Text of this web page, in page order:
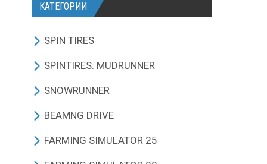
КАТЕГОРИИ
SPIN TIRES
СКАЧАТЬ ИГРУ
ВСЕ МОДЫ
ТЕХНИКА
КАРТЫ
SPINTIRES: MUDRUNNER
ВСЕ МОДЫ
ГРУЗОВИКИ
ВНЕДОРОЖНИКИ
SNOWRUNNER
ВСЕ МОДЫ
ГРУЗОВИКИ
BEAMNG DRIVE
BEAMNG DRIVE ИГРА И
ОБНОВЛЕНИЯ
FARMING SIMULATOR 25